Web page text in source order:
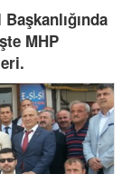
MHP